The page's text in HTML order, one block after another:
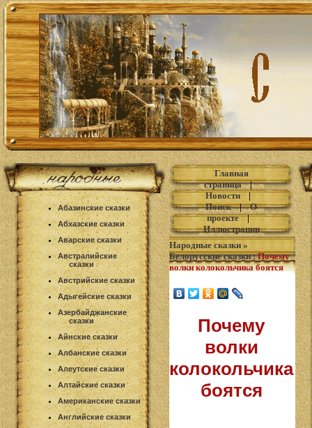
Абазинские сказки
Абхазские сказки
Аварские сказки
Австралийские
сказки
Австрийские сказки
Адыгейские сказки
Азербайджанские
сказки
Айнские сказки
Албанские сказки
Алеутские сказки
Алтайские сказки
Американские сказки
Английские сказки
Главная
страница|
Новости|
Поиск|О
проекте|
Иллюстрации
Народные сказки »
Белорусские сказки: Почему
волки колокольчика боятся
Почему
волки
колокольчика
боятся